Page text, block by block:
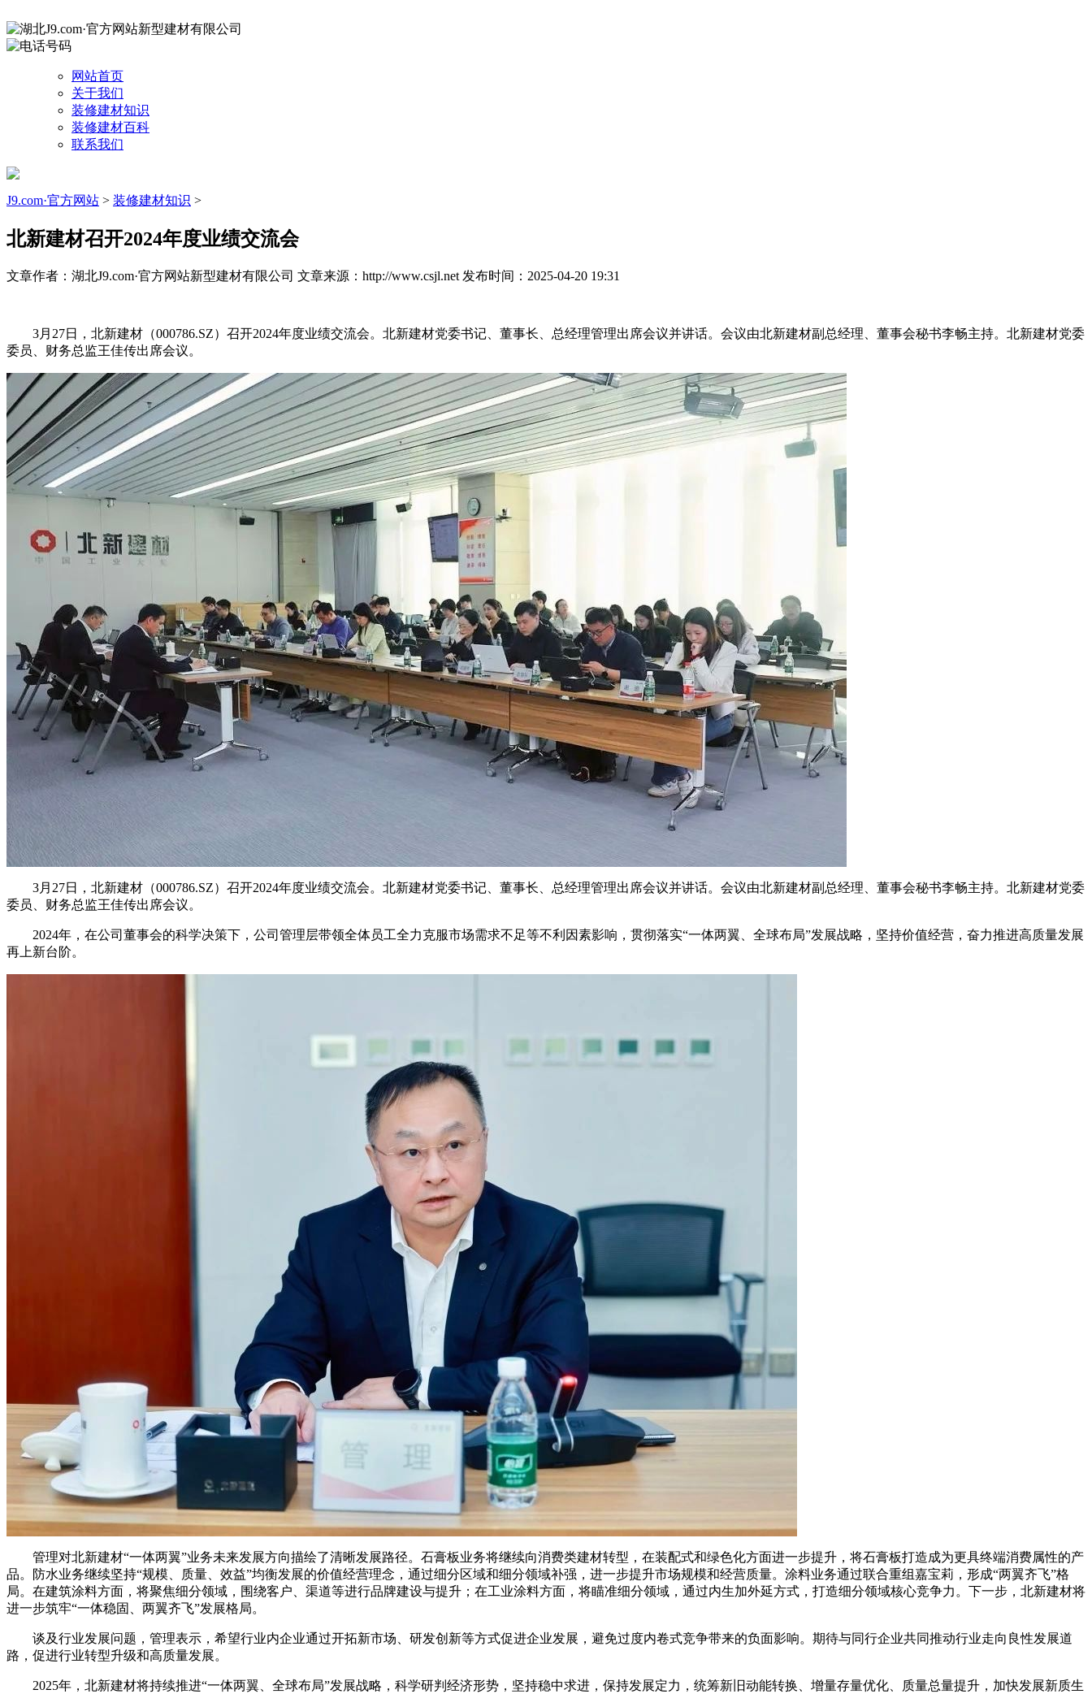
网站首页
关于我们
装修建材知识
装修建材百科
联系我们
J9.com·官方网站 > 装修建材知识 >
北新建材召开2024年度业绩交流会
文章作者：湖北J9.com·官方网站新型建材有限公司 文章来源：http://www.csjl.net 发布时间：2025-04-20 19:31
3月27日，北新建材（000786.SZ）召开2024年度业绩交流会。北新建材党委书记、董事长、总经理管理出席会议并讲话。会议由北新建材副总经理、董事会秘书李畅主持。北新建材党委
委员、财务总监王佳传出席会议。
3月27日，北新建材（000786.SZ）召开2024年度业绩交流会。北新建材党委书记、董事长、总经理管理出席会议并讲话。会议由北新建材副总经理、董事会秘书李畅主持。北新建材党委
委员、财务总监王佳传出席会议。
2024年，在公司董事会的科学决策下，公司管理层带领全体员工全力克服市场需求不足等不利因素影响，贯彻落实“一体两翼、全球布局”发展战略，坚持价值经营，奋力推进高质量发展
再上新台阶。
管理对北新建材“一体两翼”业务未来发展方向描绘了清晰发展路径。石膏板业务将继续向消费类建材转型，在装配式和绿色化方面进一步提升，将石膏板打造成为更具终端消费属性的产
品。防水业务继续坚持“规模、质量、效益”均衡发展的价值经营理念，通过细分区域和细分领域补强，进一步提升市场规模和经营质量。涂料业务通过联合重组嘉宝莉，形成“两翼齐飞”格
局。在建筑涂料方面，将聚焦细分领域，围绕客户、渠道等进行品牌建设与提升；在工业涂料方面，将瞄准细分领域，通过内生加外延方式，打造细分领域核心竞争力。下一步，北新建材将
进一步筑牢“一体稳固、两翼齐飞”发展格局。
谈及行业发展问题，管理表示，希望行业内企业通过开拓新市场、研发创新等方式促进企业发展，避免过度内卷式竞争带来的负面影响。期待与同行企业共同推动行业走向良性发展道
路，促进行业转型升级和高质量发展。
2025年，北新建材将持续推进“一体两翼、全球布局”发展战略，科学研判经济形势，坚持稳中求进，保持发展定力，统筹新旧动能转换、增量存量优化、质量总量提升，加快发展新质生